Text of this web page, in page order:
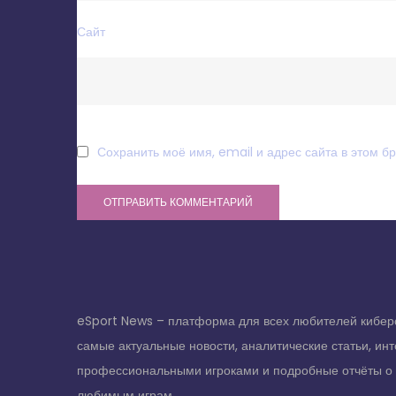
Сайт
Сохранить моё имя, email и адрес сайта в этом
eSport News – платформа для всех любителей
самые актуальные новости, аналитические статьи,
профессиональными игроками и подробные отчёты